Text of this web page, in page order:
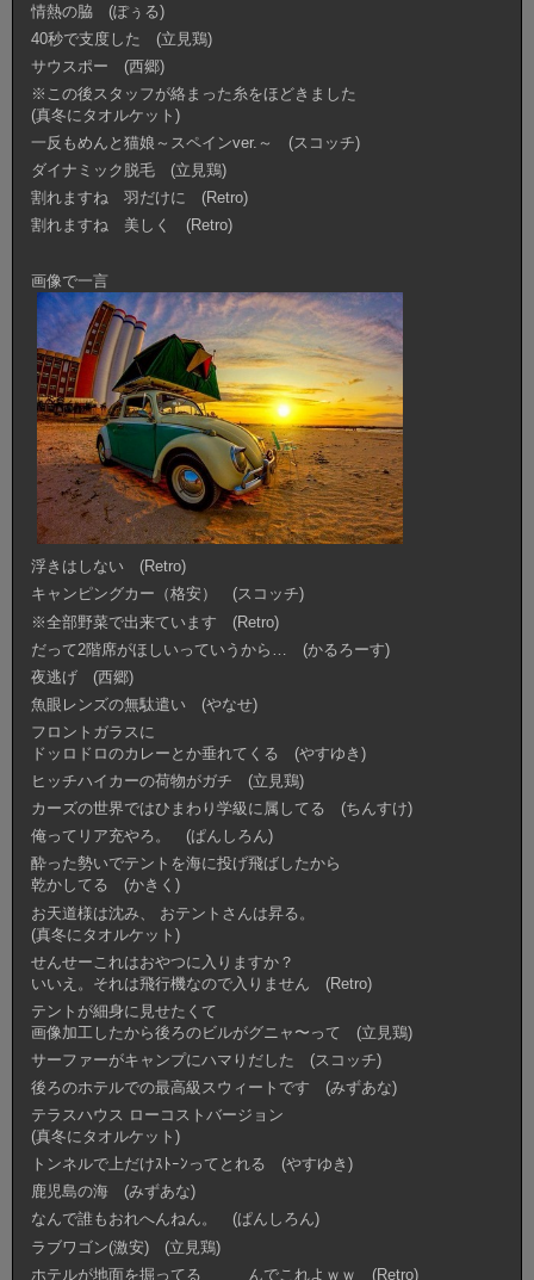
情熱の脇 (ぽぅる)
40秒で支度した (立見鶏)
サウスポー (西郷)
※この後スタッフが絡まった糸をほどきました
(真冬にタオルケット)
一反もめんと猫娘～スペインver.～ (スコッチ)
ダイナミック脱毛 (立見鶏)
割れますね 羽だけに (Retro)
割れますね 美しく (Retro)
画像で一言
浮きはしない (Retro)
キャンピングカー（格安） (スコッチ)
※全部野菜で出来ています (Retro)
だって2階席がほしいっていうから… (かるろーす)
夜逃げ (西郷)
魚眼レンズの無駄遣い (やなせ)
フロントガラスに
ドッロドロのカレーとか垂れてくる (やすゆき)
ヒッチハイカーの荷物がガチ (立見鶏)
カーズの世界ではひまわり学級に属してる (ちんすけ)
俺ってリア充やろ。 (ぱんしろん)
酔った勢いでテントを海に投げ飛ばしたから
乾かしてる (かきく)
お天道様は沈み、 おテントさんは昇る。
(真冬にタオルケット)
せんせーこれはおやつに入りますか？
いいえ。それは飛行機なので入りません (Retro)
テントが細身に見せたくて
画像加工したから後ろのビルがグニャ〜って (立見鶏)
サーファーがキャンプにハマりだした (スコッチ)
後ろのホテルでの最高級スウィートです (みずあな)
テラスハウス ローコストバージョン
(真冬にタオルケット)
トンネルで上だけｽﾄｰﾝってとれる (やすゆき)
鹿児島の海 (みずあな)
なんで誰もおれへんねん。 (ぱんしろん)
ラブワゴン(激安) (立見鶏)
ホテルが地面を掘ってる んでこれよｗｗ (Retro)